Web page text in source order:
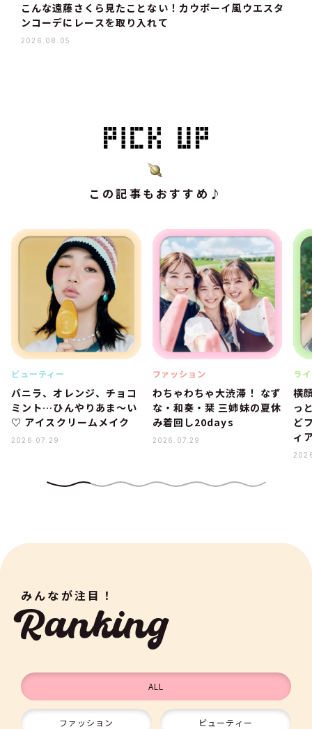
こんな遠藤さくら見たことない！カウボーイ風ウエスタ
ンコーデにレースを取り入れて
2026.08.05
この記事もおすすめ♪
ビューティー
バニラ、オレンジ、チョコ
ミント…ひんやりあま～い
♡ アイスクリームメイク
2026.07.29
ファッション
わちゃわちゃ大渋滞！ なず
な・和奏・栞 三姉妹の夏休
み着回し20days
2026.07.29
ラ
横
っ
ど
ィ
みんなが注目！
Ranking
ALL
ファッション ビューティー